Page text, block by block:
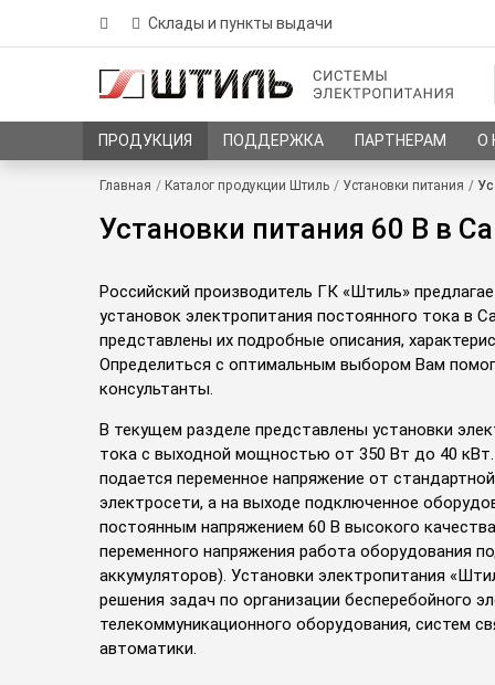
Склады и пункты выдачи
ПРОДУКЦИЯ ПОДДЕРЖКА ПАРТНЕРАМ О
Главная Каталог продукции Штиль Установки питания
Установки питания 60 В в
Российский производитель ГК «Штиль»
установок электропитания постоянного тока в
представлены их подробные описания,
Определиться с оптимальным выбором Вам
консультанты.
В текущем разделе представлены установки
тока с выходной мощностью от 350 Вт до 40
подается переменное напряжение от
электросети, а на выходе подключенное
постоянным напряжением 60 В высокого
переменного напряжения работа оборудования
аккумуляторов). Установки электропитания
решения задач по организации бесперебойного
телекоммуникационного оборудования, систем
автоматики.